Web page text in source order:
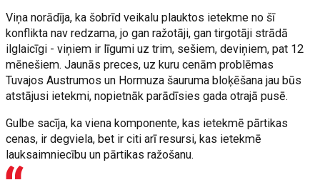
Viņa norādīja, ka šobrīd veikalu plauktos ietekme no šī
konflikta nav redzama, jo gan ražotāji, gan tirgotāji strādā
ilglaicīgi - viņiem ir līgumi uz trim, sešiem, deviņiem, pat 12
mēnešiem. Jaunās preces, uz kuru cenām problēmas
Tuvajos Austrumos un Hormuza šauruma bloķēšana jau būs
atstājusi ietekmi, nopietnāk parādīsies gada otrajā pusē.
Gulbe sacīja, ka viena komponente, kas ietekmē pārtikas
cenas, ir degviela, bet ir citi arī resursi, kas ietekmē
lauksaimniecību un pārtikas ražošanu.